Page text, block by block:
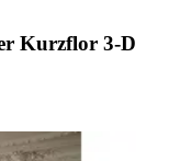
Kurzflor 3-D